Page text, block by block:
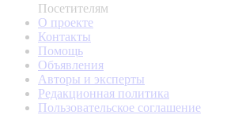
Посетителям
О проекте
Контакты
Помощь
Объявления
Авторы и эксперты
Редакционная политика
Пользовательское соглашение